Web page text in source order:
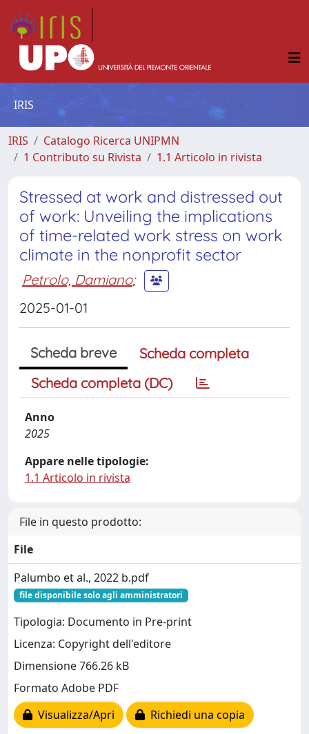
IRIS
IRIS
Catalogo Ricerca UNIPMN
1 Contributo su Rivista
1.1 Articolo in rivista
Stressed at work and distressed out
of work: Unveiling the implications
of time-related work stress on work
climate in the nonprofit sector
Petrolo, Damiano;
2025-01-01
Scheda breve
Scheda completa
Scheda completa (DC)
Anno
2025
Appare nelle tipologie:
1.1 Articolo in rivista
File in questo prodotto:
File
Palumbo et al., 2022 b.pdf
file disponibile solo agli amministratori
Tipologia: Documento in Pre-print
Licenza: Copyright dell'editore
Dimensione 766.26 kB
Formato Adobe PDF
Visualizza/Apri
Richiedi una copia